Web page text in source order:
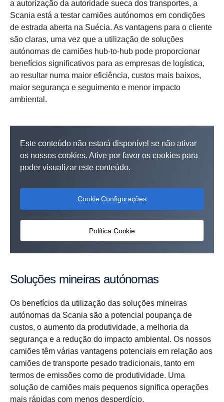
a autorização da autoridade sueca dos transportes, a
Scania está a testar camiões autónomos em condições
de estrada aberta na Suécia. As vantagens para o cliente
são claras, uma vez que a utilização de soluções
autónomas de camiões hub-to-hub pode proporcionar
benefícios significativos para as empresas de logística,
ao resultar numa maior eficiência, custos mais baixos,
maior segurança e seguimento e menor impacto
ambiental.
Este conteúdo não estará disponível se não ativar
os nossos cookies. Ative por favor os cookies para
poder visualizar este conteúdo.
Cookie Configurações
Política Cookie
Soluções mineiras autónomas
Os benefícios da utilização das soluções mineiras
autónomas da Scania são a potencial poupança de
custos, o aumento da produtividade, a melhoria da
segurança e a redução do impacto ambiental. Os nossos
camiões têm várias vantagens potenciais em relação aos
camiões de transporte pesado tradicionais, tanto em
termos de emissões como de produtividade. Uma
solução de camiões mais pequenos significa operações
mais rápidas com menos desperdício.